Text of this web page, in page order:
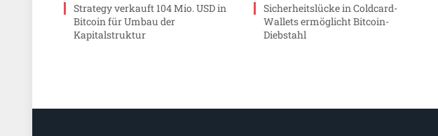
Strategy verkauft 104 Mio. USD in
Bitcoin für Umbau der
Kapitalstruktur
Sicherheitslücke in Coldcard-
Wallets ermöglicht Bitcoin-
Diebstahl